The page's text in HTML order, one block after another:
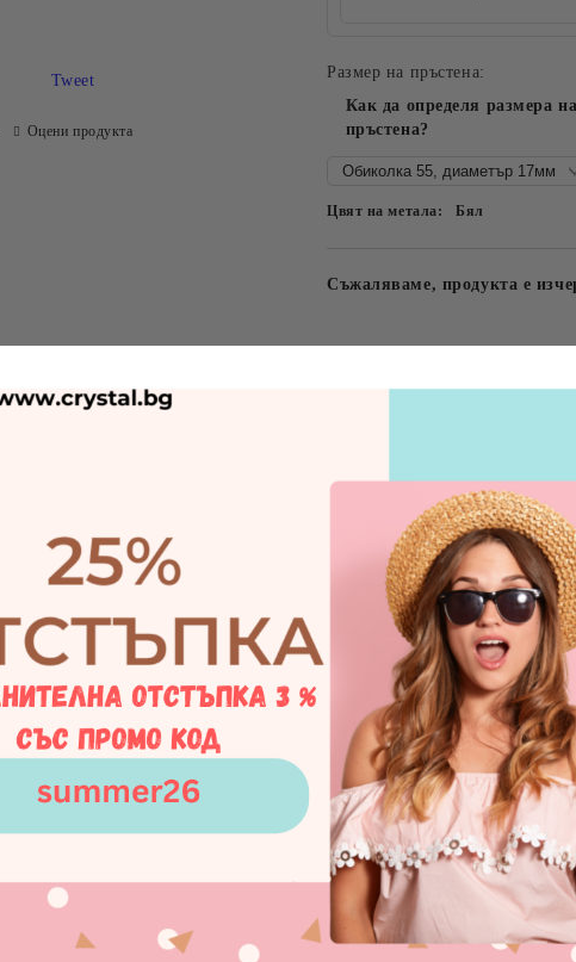
Размер на пръстена:
Как да определя размера на
пръстена?
Цвят на метала: Бял
Съжаляваме, продукта е
Tweet
Оцени продукта